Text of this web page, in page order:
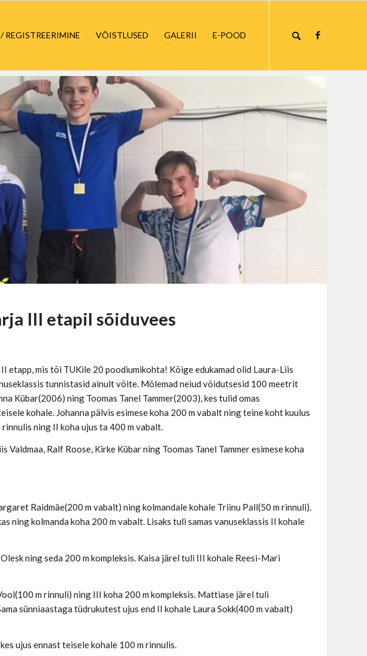
REGISTREERIMINE VÕISTLUSED GALERII E-POOD
III etapil sõiduvees
mis tõi TUKile 20 poodiumikohta! Kõige edukamad olid Laura-Liis
tunnistasid ainult võite. Mõlemad neiud võidutsesid 100 meetrit
Kübar(2006) ning Toomas Tanel Tammer(2003), kes tulid omas
kohale. Johanna pälvis esimese koha 200 m vabalt ning teine koht kuulus
ning II koha ujus ta 400 m vabalt.
Ralf Roose, Kirke Kübar ning Toomas Tanel Tammer esimese koha
Raidmäe(200 m vabalt) ning kolmandale kohale Triinu Pall(50 m rinnuli).
ning kolmanda koha 200 m vabalt. Lisaks tuli samas vanuseklassis II kohale
ning seda 200 m kompleksis. Kaisa järel tuli III kohale Reesi-Mari
m rinnuli) ning III koha 200 m kompleksis. Mattiase järel tuli
sünniaastaga tüdrukutest ujus end II kohale Laura Sokk(400 m vabalt)
ujus ennast teisele kohale 100 m rinnulis.